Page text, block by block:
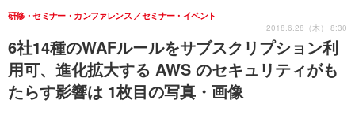
6社14種のWAFルールをサブスクリプション利
用可、進化拡大する AWS のセキュリティがも
たらす影響は 1枚目の写真・画像
研修・セミナー・カンファレンス セミナー・イベント
2018.6.28（木） 8:30